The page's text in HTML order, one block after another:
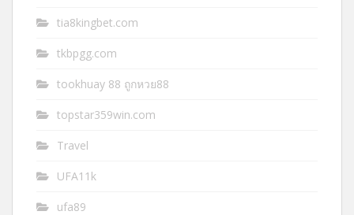
tia8kingbet.com
tkbpgg.com
tookhuay 88 ถูกหวย88
topstar359win.com
Travel
UFA11k
ufa89